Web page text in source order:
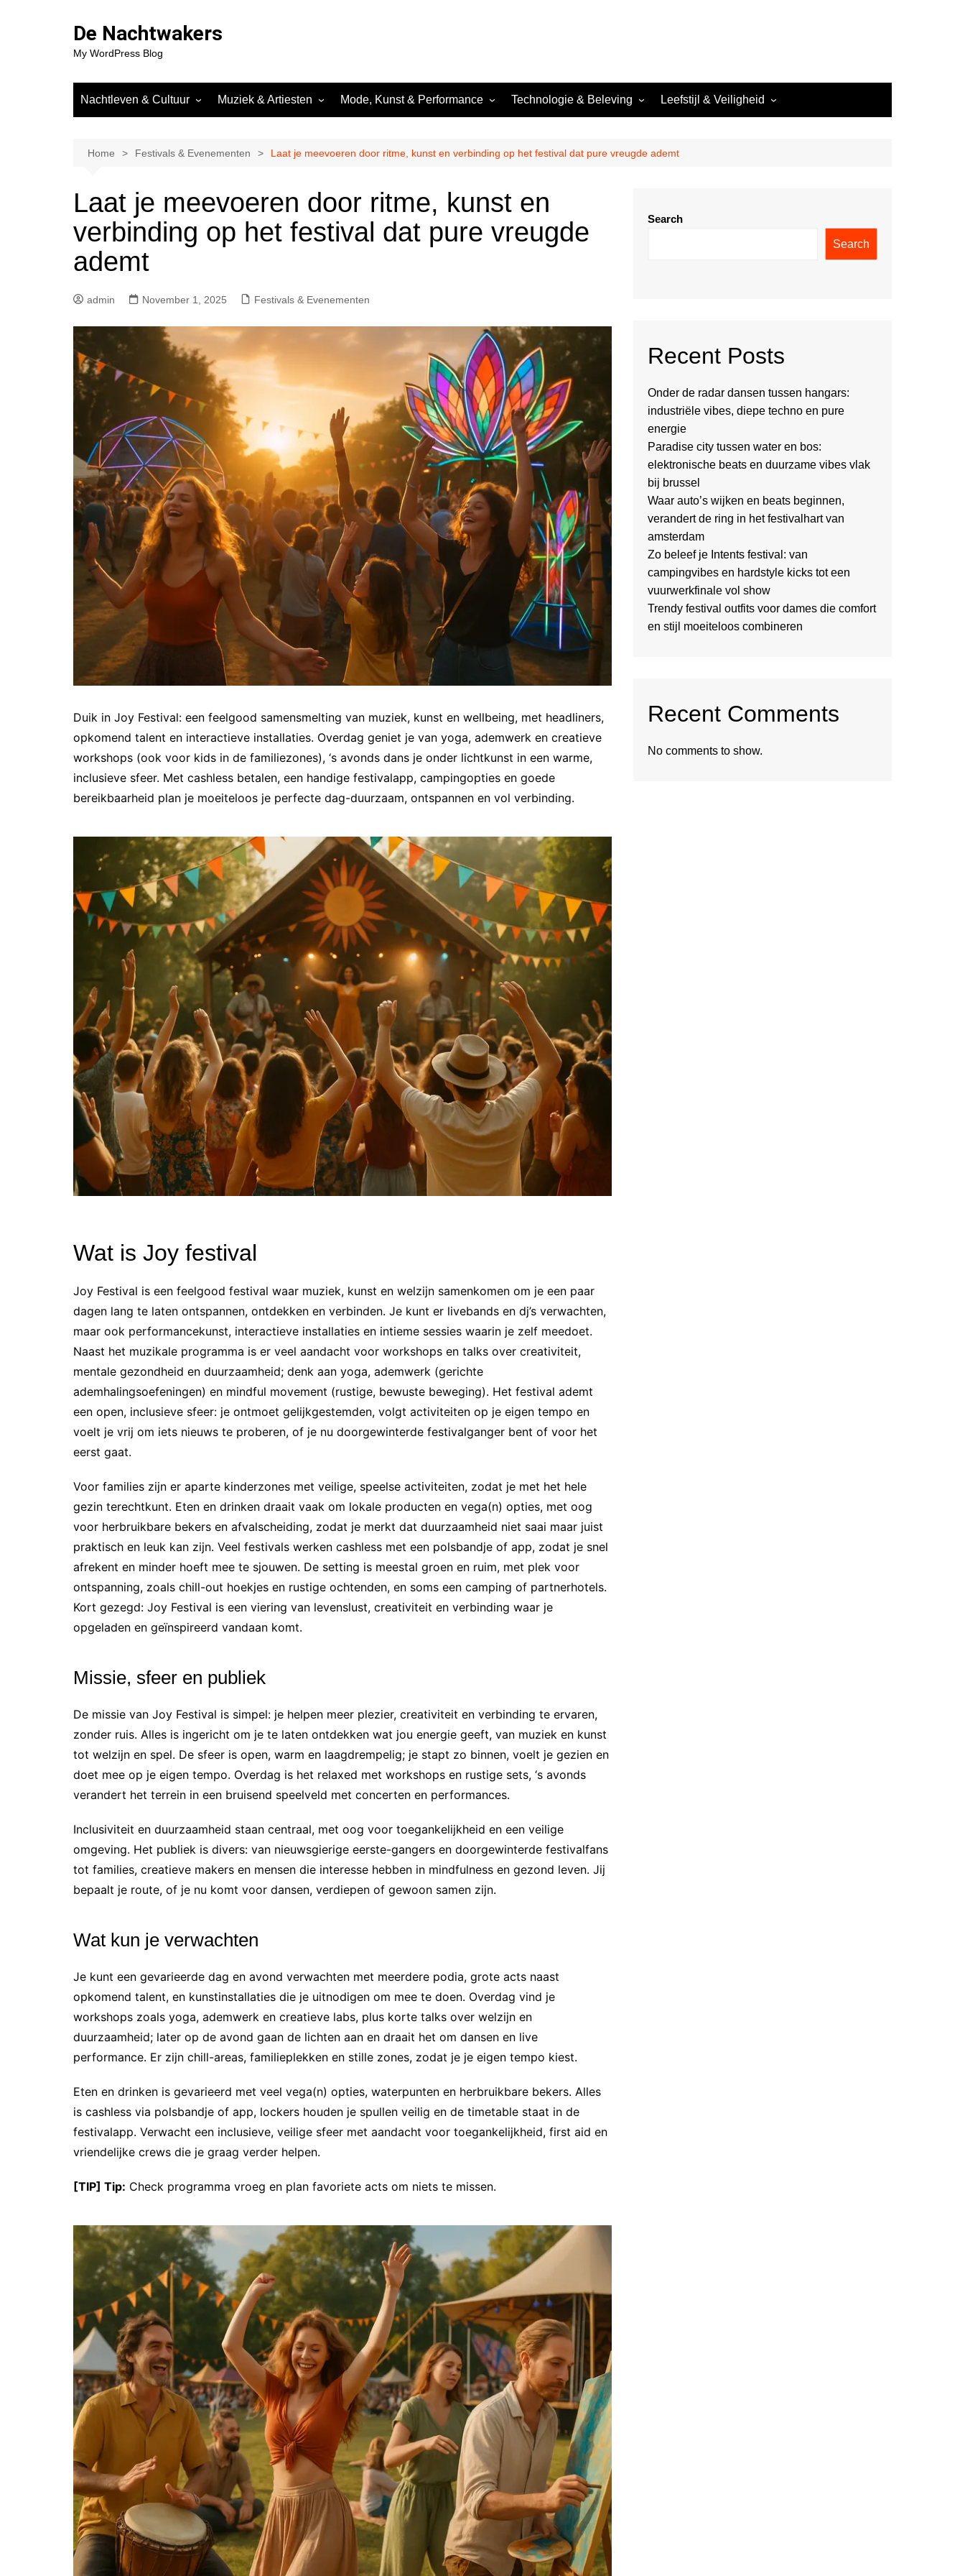
De Nachtwakers
My WordPress Blog
Nachtleven & Cultuur
Community & Subculturen
Interviews & Verhalen uit de
Scene
Muziek & Artiesten
Muziekgenres in het
Reviews van Events &
Releases
Mode, Kunst & Performance
Nachtelijke Kunst &
Beeldcultuur
Technologie & Beleving
Festivals & Evenementen
Leefstijl & Veiligheid
Veiligheid in het Nachtleven
Home Festivals & Evenementen Laat je meevoeren door ritme, kunst en verbinding op het festival dat pure vreugde ademt
Laat je meevoeren door ritme, kunst en
verbinding op het festival dat pure vreugde
ademt
admin November 1, 2025 Festivals & Evenementen
Duik in Joy Festival: een feelgood samensmelting van muziek, kunst en wellbeing, met headliners,
opkomend talent en interactieve installaties. Overdag geniet je van yoga, ademwerk en creatieve
workshops (ook voor kids in de familiezones), ‘s avonds dans je onder lichtkunst in een warme,
inclusieve sfeer. Met cashless betalen, een handige festivalapp, campingopties en goede
bereikbaarheid plan je moeiteloos je perfecte dag-duurzaam, ontspannen en vol verbinding.
Wat is Joy festival
Joy Festival is een feelgood festival waar muziek, kunst en welzijn samenkomen om je een paar
dagen lang te laten ontspannen, ontdekken en verbinden. Je kunt er livebands en dj’s verwachten,
maar ook performancekunst, interactieve installaties en intieme sessies waarin je zelf meedoet.
Naast het muzikale programma is er veel aandacht voor workshops en talks over creativiteit,
mentale gezondheid en duurzaamheid; denk aan yoga, ademwerk (gerichte
ademhalingsoefeningen) en mindful movement (rustige, bewuste beweging). Het festival ademt
een open, inclusieve sfeer: je ontmoet gelijkgestemden, volgt activiteiten op je eigen tempo en
voelt je vrij om iets nieuws te proberen, of je nu doorgewinterde festivalganger bent of voor het
eerst gaat.
Voor families zijn er aparte kinderzones met veilige, speelse activiteiten, zodat je met het hele
gezin terechtkunt. Eten en drinken draait vaak om lokale producten en vega(n) opties, met oog
voor herbruikbare bekers en afvalscheiding, zodat je merkt dat duurzaamheid niet saai maar juist
praktisch en leuk kan zijn. Veel festivals werken cashless met een polsbandje of app, zodat je snel
afrekent en minder hoeft mee te sjouwen. De setting is meestal groen en ruim, met plek voor
ontspanning, zoals chill-out hoekjes en rustige ochtenden, en soms een camping of partnerhotels.
Kort gezegd: Joy Festival is een viering van levenslust, creativiteit en verbinding waar je
opgeladen en geïnspireerd vandaan komt.
Missie, sfeer en publiek
De missie van Joy Festival is simpel: je helpen meer plezier, creativiteit en verbinding te ervaren,
zonder ruis. Alles is ingericht om je te laten ontdekken wat jou energie geeft, van muziek en kunst
tot welzijn en spel. De sfeer is open, warm en laagdrempelig; je stapt zo binnen, voelt je gezien en
doet mee op je eigen tempo. Overdag is het relaxed met workshops en rustige sets, ‘s avonds
verandert het terrein in een bruisend speelveld met concerten en performances.
Inclusiviteit en duurzaamheid staan centraal, met oog voor toegankelijkheid en een veilige
omgeving. Het publiek is divers: van nieuwsgierige eerste-gangers en doorgewinterde festivalfans
tot families, creatieve makers en mensen die interesse hebben in mindfulness en gezond leven. Jij
bepaalt je route, of je nu komt voor dansen, verdiepen of gewoon samen zijn.
Wat kun je verwachten
Je kunt een gevarieerde dag en avond verwachten met meerdere podia, grote acts naast
opkomend talent, en kunstinstallaties die je uitnodigen om mee te doen. Overdag vind je
workshops zoals yoga, ademwerk en creatieve labs, plus korte talks over welzijn en
duurzaamheid; later op de avond gaan de lichten aan en draait het om dansen en live
performance. Er zijn chill-areas, familieplekken en stille zones, zodat je je eigen tempo kiest.
Eten en drinken is gevarieerd met veel vega(n) opties, waterpunten en herbruikbare bekers. Alles
is cashless via polsbandje of app, lockers houden je spullen veilig en de timetable staat in de
festivalapp. Verwacht een inclusieve, veilige sfeer met aandacht voor toegankelijkheid, first aid en
vriendelijke crews die je graag verder helpen.
[TIP] Tip: Check programma vroeg en plan favoriete acts om niets te missen.
Search
Search
Recent Posts
Onder de radar dansen tussen hangars:
industriële vibes, diepe techno en pure
energie
Paradise city tussen water en bos:
elektronische beats en duurzame vibes vlak
bij brussel
Waar auto’s wijken en beats beginnen,
verandert de ring in het festivalhart van
amsterdam
Zo beleef je Intents festival: van
campingvibes en hardstyle kicks tot een
vuurwerkfinale vol show
Trendy festival outfits voor dames die comfort
en stijl moeiteloos combineren
Recent Comments
No comments to show.